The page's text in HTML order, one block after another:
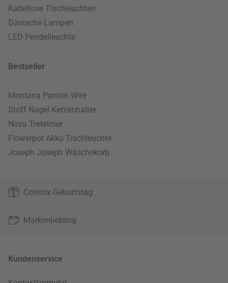
Kabellose Tischleuchten
Dänische Lampen
LED Pendelleuchte
Bestseller
Montana Panton Wire
Stoff Nagel Kerzenhalter
Nova Treteimer
Flowerpot Akku Tischleuchte
Joseph Joseph Wäschekorb
Connox Geburtstag
Markenliebling
Kundenservice